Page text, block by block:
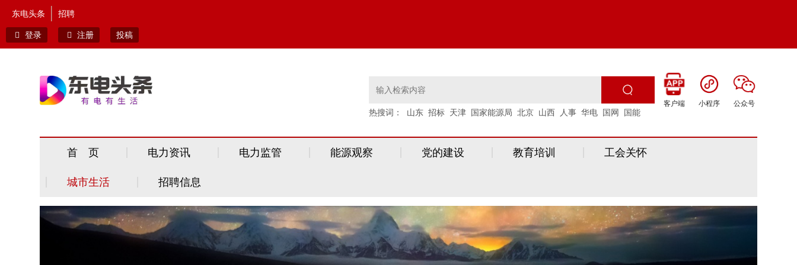
东电头条 招聘
登录 注册 投稿
客户端 小程序 公众号
热搜词： 山东 招标 天津 国家能源局 北京 山西 人事 华电 国网 国能
首 页 电力资讯 电力监管 能源观察 党的建设 教育培训 工会关怀
城市生活 招聘信息